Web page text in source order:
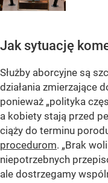
Jak sytuację
Służby aborcyjne są
działania zmierzające
ponieważ „polityka
a kobiety stają przed
ciąży do terminu
procedurom. „Brak
niepotrzebnych
ale dostrzegamy